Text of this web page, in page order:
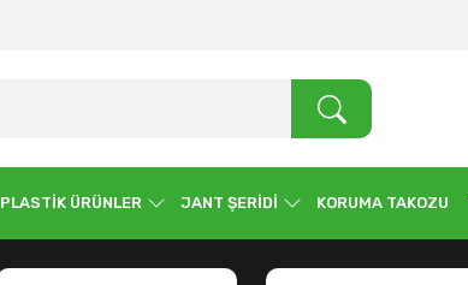
PLASTİK ÜRÜNLER JANT ŞERİDİ KORUMA TAKOZU